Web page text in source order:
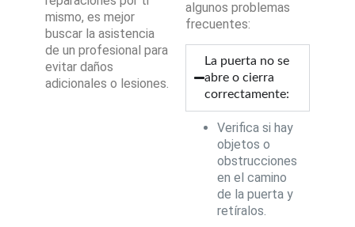
mismo, es mejor
buscar la asistencia
de un profesional para
evitar daños
adicionales o lesiones.
algunos problemas
frecuentes:
La puerta no se
abre o cierra
correctamente:
Verifica si hay
objetos o
obstrucciones
en el camino
de la puerta y
retíralos.